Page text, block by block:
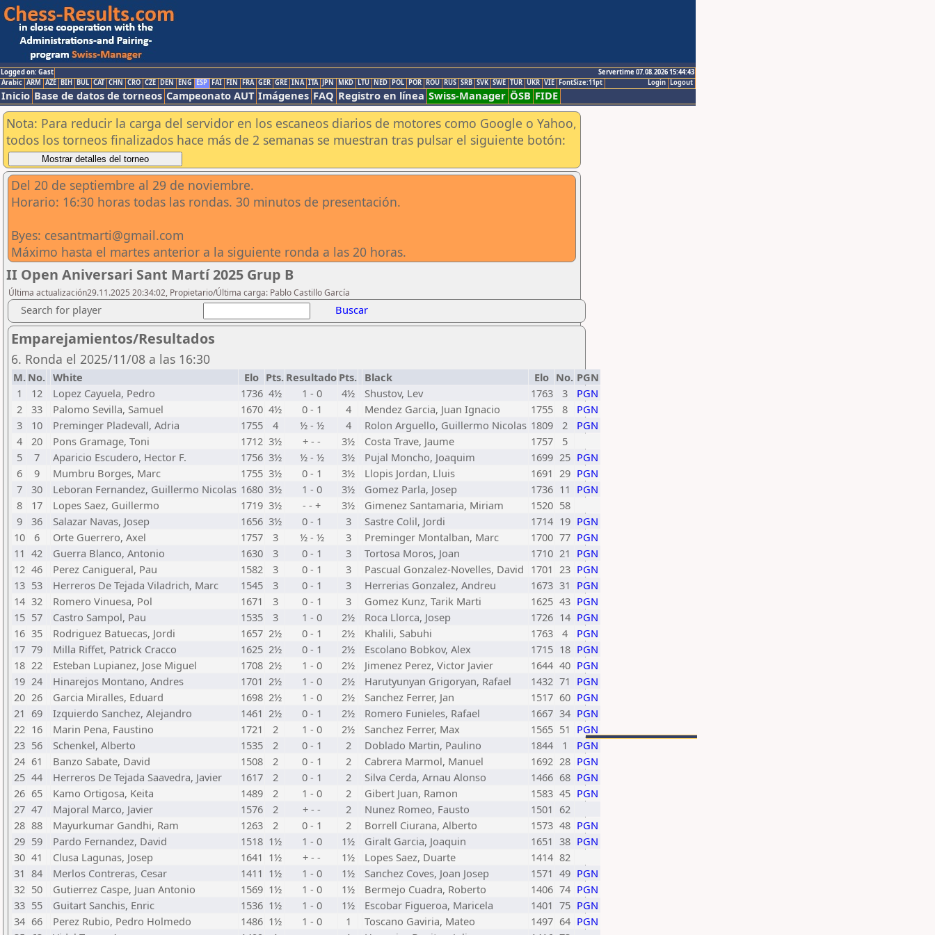
Logged on: Gast
Servertime 07.08.2026 15:44:43
Logout
Login
Arabic ARM AZE BIH BUL CAT CHN CRO CZE DEN ENG ESP FAI FIN FRA GER GRE INA ITA JPN MKD LTU NED POL POR ROU RUS SRB SVK SWE TUR UKR VIE FontSize:11pt
Inicio Base de datos de torneos Campeonato AUT Imágenes FAQ Registro en línea Swiss-Manager ÖSB FIDE
Nota: Para reducir la carga del servidor en los escaneos diarios de motores como Google o Yahoo,
todos los torneos finalizados hace más de 2 semanas se muestran tras pulsar el siguiente botón:
Del 20 de septiembre al 29 de noviembre.
Horario: 16:30 horas todas las rondas. 30 minutos de presentación.
Byes: cesantmarti@gmail.com
Máximo hasta el martes anterior a la siguiente ronda a las 20 horas.
II Open Aniversari Sant Martí 2025 Grup B
Última actualización29.11.2025 20:34:02, Propietario/Última carga: Pablo Castillo García
Search for player Buscar
Emparejamientos/Resultados
6. Ronda el 2025/11/08 a las 16:30
M. No. White Elo Pts. Resultado Pts. Black Elo No. PGN
1
12 Lopez Cayuela, Pedro 1736 4½ 1 - 0 4½ Shustov, Lev 1763 3
PGN
2
33 Palomo Sevilla, Samuel 1670 4½ 0 - 1 4 Mendez Garcia, Juan Ignacio 1755 8
PGN
3
10 Preminger Pladevall, Adria 1755 4 ½ - ½ 4 Rolon Arguello, Guillermo Nicolas 1809 2
PGN
4
20 Pons Gramage, Toni 1712 3½ + - - 3½ Costa Trave, Jaume 1757
5
5
7 Aparicio Escudero, Hector F. 1756 3½ ½ - ½ 3½ Pujal Moncho, Joaquim 1699 25 PGN
6
9 Mumbru Borges, Marc 1755 3½ 0 - 1 3½ Llopis Jordan, Lluis 1691 29 PGN
7
30 Leboran Fernandez, Guillermo Nicolas 1680 3½ 1 - 0 3½ Gomez Parla, Josep 1736 11 PGN
8
17 Lopes Saez, Guillermo 1719 3½ - - + 3½ Gimenez Santamaria, Miriam 1520 58
9
36 Salazar Navas, Josep 1656 3½ 0 - 1 3 Sastre Colil, Jordi 1714 19 PGN
10
6 Orte Guerrero, Axel 1757 3 ½ - ½ 3 Preminger Montalban, Marc 1700 77 PGN
11 42 Guerra Blanco, Antonio 1630 3 0 - 1 3 Tortosa Moros, Joan 1710 21 PGN
12 46 Perez Canigueral, Pau 1582 3 0 - 1 3 Pascual Gonzalez-Novelles, David 1701 23 PGN
13 53 Herreros De Tejada Viladrich, Marc 1545 3 0 - 1 3 Herrerias Gonzalez, Andreu 1673 31 PGN
14 32 Romero Vinuesa, Pol 1671 3 0 - 1 3 Gomez Kunz, Tarik Marti 1625 43 PGN
15 57 Castro Sampol, Pau 1535 3 1 - 0 2½ Roca Llorca, Josep 1726 14 PGN
16 35 Rodriguez Batuecas, Jordi 1657 2½ 0 - 1 2½ Khalili, Sabuhi 1763 4
PGN
17 79 Milla Riffet, Patrick Cracco 1625 2½ 0 - 1 2½ Escolano Bobkov, Alex 1715 18 PGN
18 22 Esteban Lupianez, Jose Miguel 1708 2½ 1 - 0 2½ Jimenez Perez, Victor Javier 1644 40 PGN
19 24 Hinarejos Montano, Andres 1701 2½ 1 - 0 2½ Harutyunyan Grigoryan, Rafael 1432 71 PGN
20 26 Garcia Miralles, Eduard 1698 2½ 1 - 0 2½ Sanchez Ferrer, Jan 1517 60 PGN
21 69 Izquierdo Sanchez, Alejandro 1461 2½ 0 - 1 2½ Romero Funieles, Rafael 1667 34 PGN
22 16 Marin Pena, Faustino 1721 2 1 - 0 2½ Sanchez Ferrer, Max 1565 51 PGN
23 56 Schenkel, Alberto 1535 2 0 - 1 2 Doblado Martin, Paulino 1844 1
PGN
24 61 Banzo Sabate, David 1508 2 0 - 1 2 Cabrera Marmol, Manuel 1692 28 PGN
25 44 Herreros De Tejada Saavedra, Javier 1617 2 0 - 1 2 Silva Cerda, Arnau Alonso 1466 68 PGN
26 65 Kamo Ortigosa, Keita 1489 2 1 - 0 2 Gibert Juan, Ramon 1583 45 PGN
27 47 Majoral Marco, Javier 1576 2 + - - 2 Nunez Romeo, Fausto 1501 62
28 88 Mayurkumar Gandhi, Ram 1263 2 0 - 1 2 Borrell Ciurana, Alberto 1573 48 PGN
29 59 Pardo Fernandez, David 1518 1½ 1 - 0 1½ Giralt Garcia, Joaquin 1651 38 PGN
30 41 Clusa Lagunas, Josep 1641 1½ + - - 1½ Lopes Saez, Duarte 1414 82
31 84 Merlos Contreras, Cesar 1411 1½ 1 - 0 1½ Sanchez Coves, Joan Josep 1571 49 PGN
32 50 Gutierrez Caspe, Juan Antonio 1569 1½ 1 - 0 1½ Bermejo Cuadra, Roberto 1406 74 PGN
33 55 Guitart Sanchis, Enric 1536 1½ 1 - 0 1½ Escobar Figueroa, Maricela 1401 75 PGN
34 66 Perez Rubio, Pedro Holmedo 1486 1½ 1 - 0 1 Toscano Gaviria, Mateo 1497 64 PGN